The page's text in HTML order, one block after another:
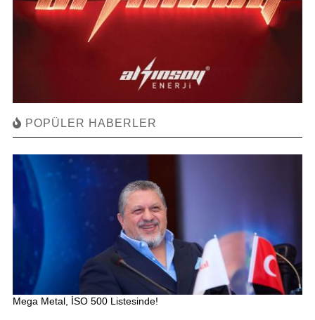
POPÜLER HABERLER
Mega Metal, İSO 500 Listesinde!